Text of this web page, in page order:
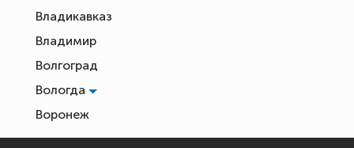
Владикавказ
Владимир
Волгоград
Вологда
Воронеж
Екатеринбург